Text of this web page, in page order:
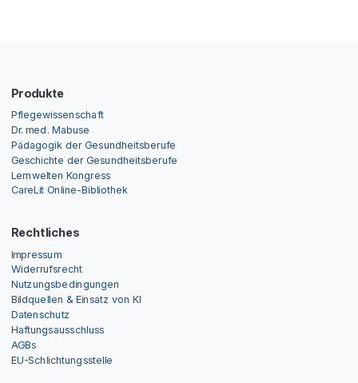
Produkte
Pflegewissenschaft
Dr. med. Mabuse
Pädagogik der Gesundheitsberufe
Geschichte der Gesundheitsberufe
Lernwelten Kongress
CareLit Online-Bibliothek
Rechtliches
Impressum
Widerrufsrecht
Nutzungsbedingungen
Bildquellen & Einsatz von KI
Datenschutz
Haftungsausschluss
AGBs
EU-Schlichtungsstelle